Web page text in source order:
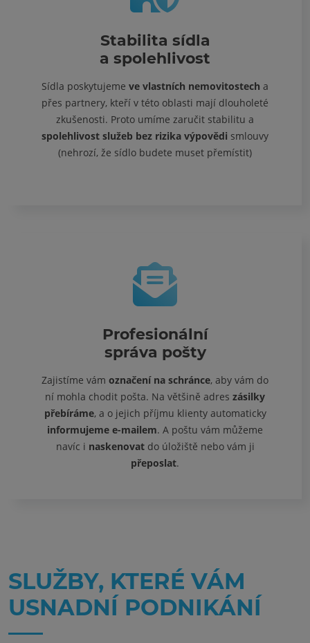
Stabilita sídla
a spolehlivost
Sídla poskytujeme ve vlastních nemovitostech a
přes partnery, kteří v této oblasti mají dlouholeté
zkušenosti. Proto umíme zaručit stabilitu a
spolehlivost služeb bez rizika výpovědi smlouvy
(nehrozí, že sídlo budete muset přemístit)
Profesionální
správa pošty
Zajistíme vám označení na schránce, aby vám do
ní mohla chodit pošta. Na většině adres zásilky
přebíráme, a o jejich příjmu klienty automaticky
informujeme e-mailem. A poštu vám můžeme
navíc i naskenovatdo úložiště nebo vám ji
přeposlat.
SLUŽBY, KTERÉ VÁM
USNADNÍ PODNIKÁNÍ